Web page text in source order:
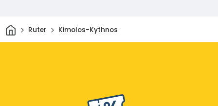
HjemRuter Kimolos-Kythnos